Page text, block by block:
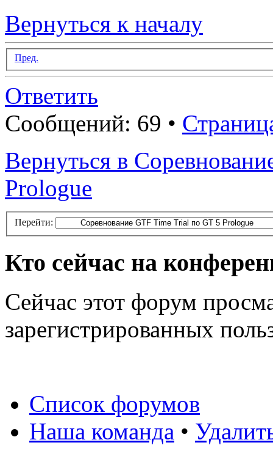
Вернуться к началу
Пред.
Ответить
Сообщений: 69 •
Вернуться в
Prologue
Перейти:
Кто сейчас на
Сейчас этот форум
зарегистрированных
Список форумов
Наша команда •